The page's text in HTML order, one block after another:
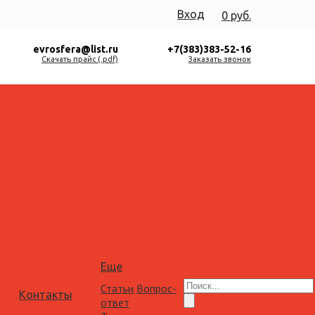
0 руб.
Вход
evrosfera@list.ru
Скачать прайс (.pdf)
+7(383)383-52-16
Заказать звонок
Контакты
Еще
Статьи Вопрос-
ответ